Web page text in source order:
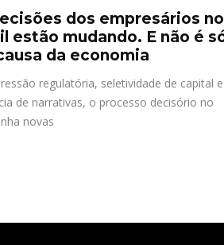
dos empresários no
estão mudando. E não é
da economia
regulatória, seletividade de capital e
de narrativas, o processo decisório no
novas